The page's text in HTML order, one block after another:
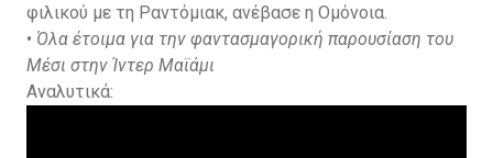
φιλικού με τη Ραντόμιακ, ανέβασε η Ομόνοια.
• Όλα έτοιμα για την φαντασμαγορική παρουσίαση του
Μέσι στην Ίντερ Μαϊάμι
Αναλυτικά: